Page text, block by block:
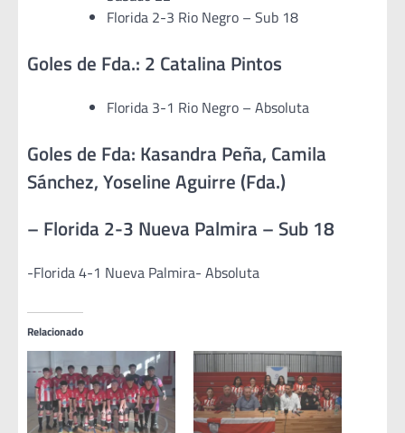
Florida 2-3 Rio Negro – Sub 18
Goles de Fda.: 2 Catalina Pintos
Florida 3-1 Rio Negro – Absoluta
Goles de Fda: Kasandra Peña, Camila
Sánchez, Yoseline Aguirre (Fda.)
– Florida 2-3 Nueva Palmira – Sub 18
-Florida 4-1 Nueva Palmira- Absoluta
Relacionado